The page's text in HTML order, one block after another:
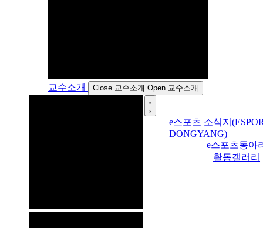
교수소개 Close 교수소개 Open 교수소개
e스포츠 소식지
DONGYANG)
e스포츠동아
활동갤러리